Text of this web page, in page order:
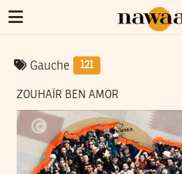
Gauche 121
ZOUHAÏR BEN AMOR